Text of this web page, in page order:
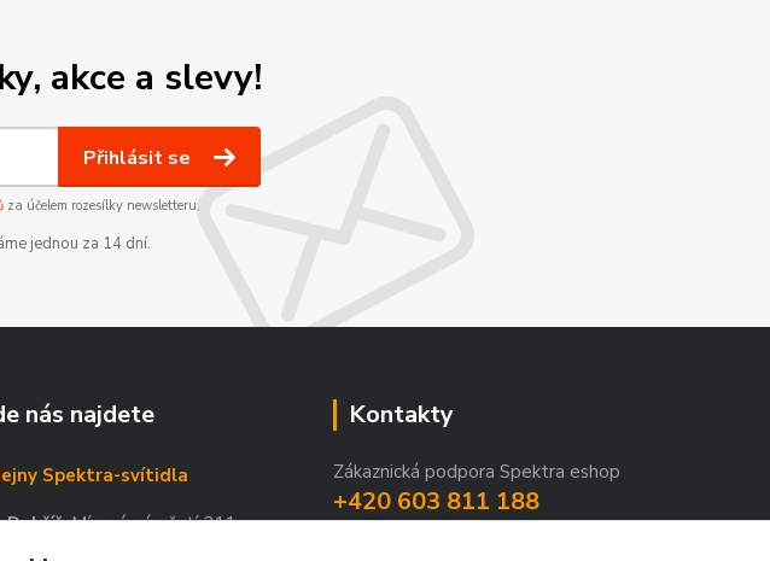
akce a slevy!
Přihlásit se
za účelem rozesílky newsletteru.
jednou za 14 dní.
nás najdete
Spektra-svítidla
Dobříš, Mírové náměstí 211
Příbram
Kontakty
Zákaznická podpora Spektra eshop
+420 603 811 188